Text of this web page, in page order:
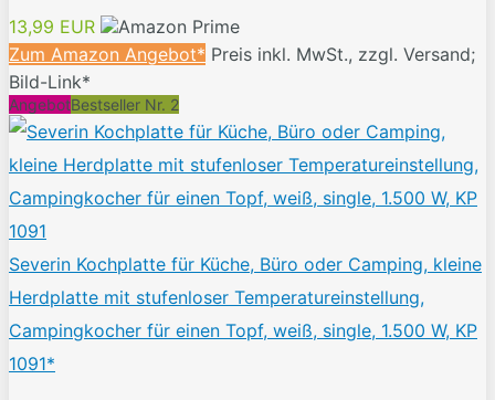
13,99 EUR
Zum Amazon Angebot* Preis inkl. MwSt., zzgl. Versand;
Bild-Link*
AngebotBestseller Nr. 2
Severin Kochplatte für Küche, Büro oder Camping, kleine
Herdplatte mit stufenloser Temperatureinstellung,
Campingkocher für einen Topf, weiß, single, 1.500 W, KP
1091*